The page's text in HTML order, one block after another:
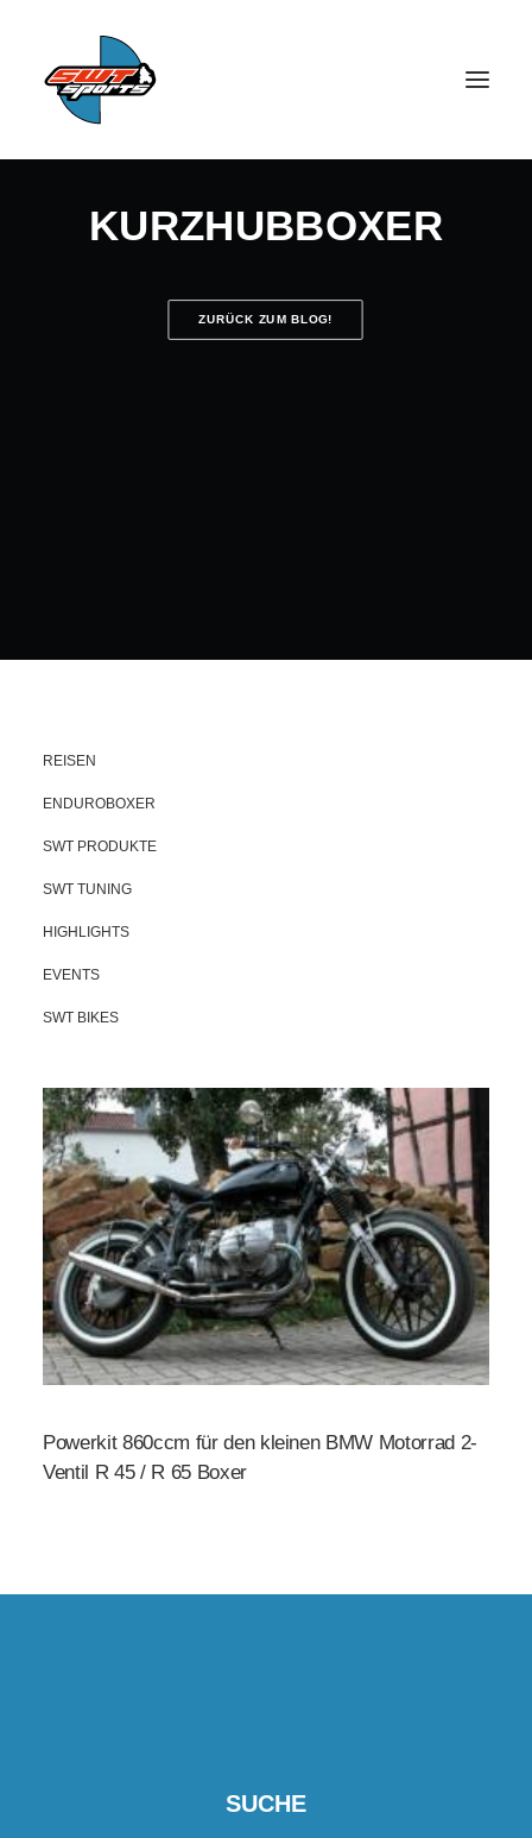
SEARCH
KURZHUBBOXER
ZURÜCK ZUM BLOG!
REISEN
ENDUROBOXER
SWT PRODUKTE
SWT TUNING
HIGHLIGHTS
EVENTS
SWT BIKES
Powerkit 860ccm für den kleinen BMW Motorrad 2-
Ventil R 45 / R 65 Boxer
SUCHE